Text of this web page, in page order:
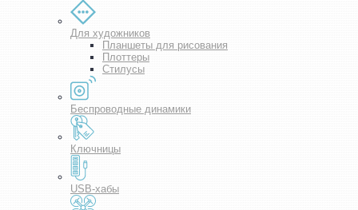
Для художников
Планшеты для рисования
Плоттеры
Стилусы
Беспроводные динамики
Ключницы
USB-хабы